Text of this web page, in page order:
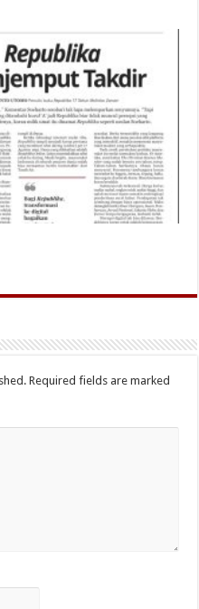
Required fields are marked